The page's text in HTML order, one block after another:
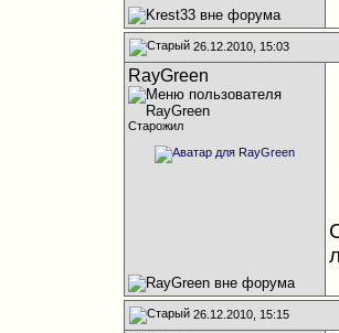
26.12.2010, 15:03
RayGreen
Старожил
26.12.2010, 15:15